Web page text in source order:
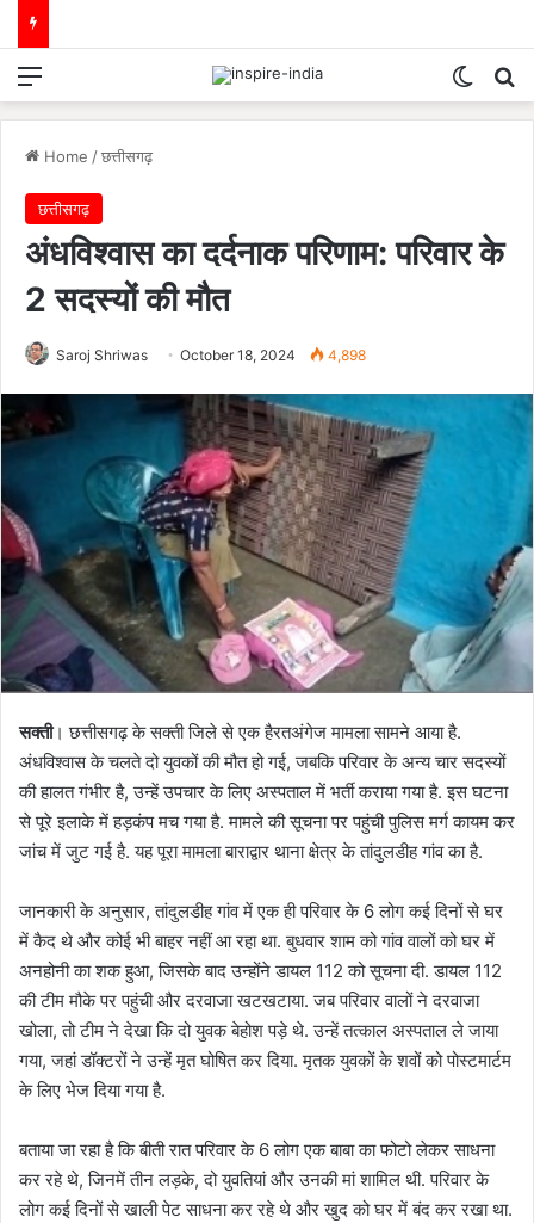
Menu
Home /छत्तीसगढ़
छत्तीसगढ़
अंधविश्वास का दर्दनाक परिणाम: परिवार के
2 सदस्यों की मौत
Saroj Shriwas October 18, 2024 4,898
सक्ती। छत्तीसगढ़ के सक्ती जिले से एक हैरतअंगेज मामला सामने आया है.
अंधविश्वास के चलते दो युवकों की मौत हो गई, जबकि परिवार के अन्य चार सदस्यों
की हालत गंभीर है, उन्हें उपचार के लिए अस्पताल में भर्ती कराया गया है. इस घटना
से पूरे इलाके में हड़कंप मच गया है. मामले की सूचना पर पहुंची पुलिस मर्ग कायम कर
जांच में जुट गई है. यह पूरा मामला बाराद्वार थाना क्षेत्र के तांदुलडीह गांव का है.
जानकारी के अनुसार, तांदुलडीह गांव में एक ही परिवार के 6 लोग कई दिनों से घर
में कैद थे और कोई भी बाहर नहीं आ रहा था. बुधवार शाम को गांव वालों को घर में
अनहोनी का शक हुआ, जिसके बाद उन्होंने डायल 112 को सूचना दी. डायल 112
की टीम मौके पर पहुंची और दरवाजा खटखटाया. जब परिवार वालों ने दरवाजा
खोला, तो टीम ने देखा कि दो युवक बेहोश पड़े थे. उन्हें तत्काल अस्पताल ले जाया
गया, जहां डॉक्टरों ने उन्हें मृत घोषित कर दिया. मृतक युवकों के शवों को पोस्टमार्टम
के लिए भेज दिया गया है.
बताया जा रहा है कि बीती रात परिवार के 6 लोग एक बाबा का फोटो लेकर साधना
कर रहे थे, जिनमें तीन लड़के, दो युवतियां और उनकी मां शामिल थी. परिवार के
लोग कई दिनों से खाली पेट साधना कर रहे थे और खुद को घर में बंद कर रखा था.